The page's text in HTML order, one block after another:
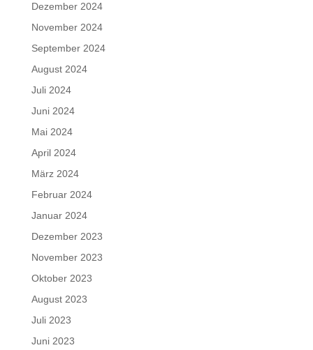
Dezember 2024
November 2024
September 2024
August 2024
Juli 2024
Juni 2024
Mai 2024
April 2024
März 2024
Februar 2024
Januar 2024
Dezember 2023
November 2023
Oktober 2023
August 2023
Juli 2023
Juni 2023